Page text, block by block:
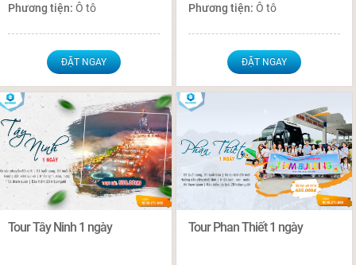
Phương tiện:Ô tô
ĐẶT NGAY
Phương tiện:Ô tô
ĐẶT NGAY
Tour Tây Ninh 1 ngày Tour Phan Thiết 1 ngày